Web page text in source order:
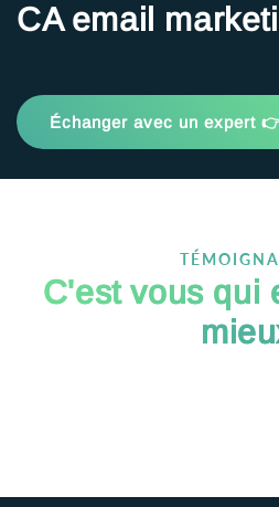
CA email
Échanger avec un expert
C'est vous qui